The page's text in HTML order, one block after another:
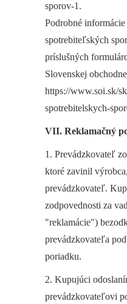
sporov-1.
Podrobné
spotrebiteľských
príslušných
Slovenskej
https://www.soi.sk/
spotrebitelskych-
VII. Reklamačný
1. Prevádzkovateľ
ktoré zavinil
prevádzkovateľ.
zodpovednosti za
"reklamácie")
prevádzkovateľa
poriadku.
2. Kupujúci
prevádzkovateľovi